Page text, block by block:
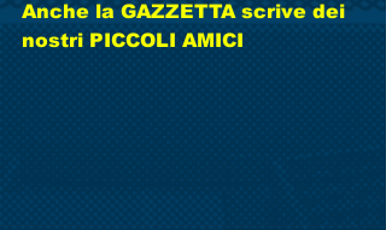
Anche la GAZZETTA scrive dei
nostri PICCOLI AMICI